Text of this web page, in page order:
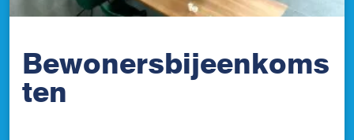
Bewonersbijeenkoms
ten